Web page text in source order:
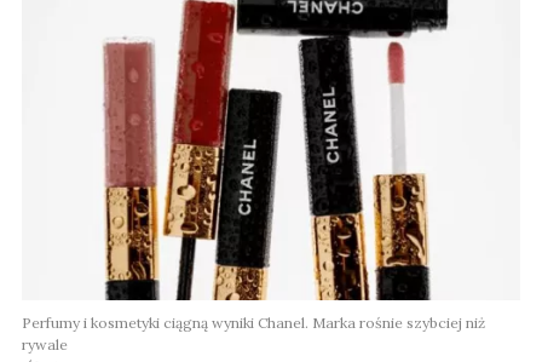
Perfumy i kosmetyki ciągną wyniki Chanel. Marka rośnie szybciej niż
rywale